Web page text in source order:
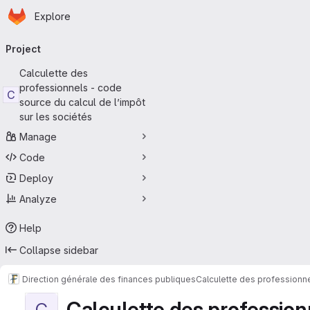
Skip to main content
Homepage
Explore
navigation
Project
C
Calculette des
professionnels - code
source du calcul de l’impôt
sur les sociétés
Manage
Code
Deploy
Analyze
Help
Collapse sidebar
Direction générale des finances publiquesCalculette des